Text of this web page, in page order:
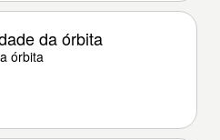
da órbita
órbita